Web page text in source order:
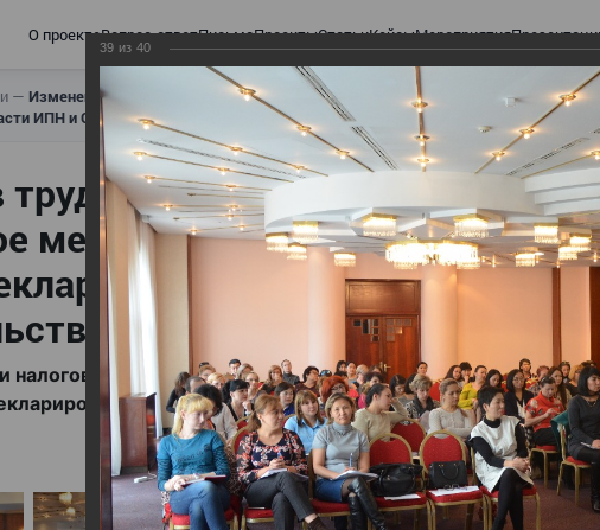
О проектеВопрос-ответПисьмаПроектыСтатьиКейсыМероприятия
— Изменения в трудовом и налоговом законодательстве: Обязательное
ИПН и СН
и налоговом
медицинское страхование,
изменения в
2017 года в части ИПН и
налоговом законодательстве: Обязательное медицинское
изменения в налоговом законодательстве
39 из 40